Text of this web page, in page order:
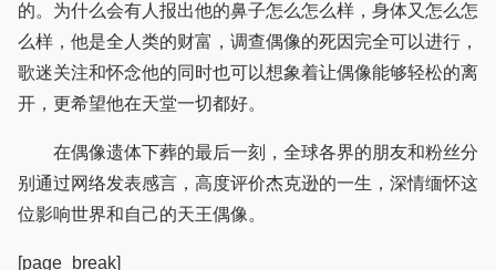
的。为什么会有人报出他的鼻子怎么怎么样，身体又怎么怎
么样，他是全人类的财富，调查偶像的死因完全可以进行，
歌迷关注和怀念他的同时也可以想象着让偶像能够轻松的离
开，更希望他在天堂一切都好。
在偶像遗体下葬的最后一刻，全球各界的朋友和粉丝分
别通过网络发表感言，高度评价杰克逊的一生，深情缅怀这
位影响世界和自己的天王偶像。
[page_break]